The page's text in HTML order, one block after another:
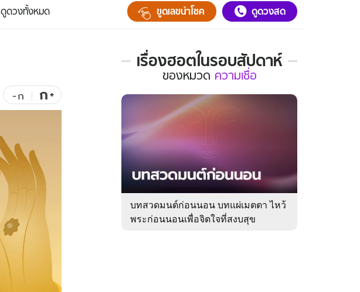
คลิป
พอดแคสต์
ความรู้รอบตัว
ฮาวทู
ดูดวงทั้งหมด ขูดเลขนำโชค ดูดวงสด
-ก ก+
เรื่องฮอตในรอบสัปดาห์
เรื่อง
ใน
รอบ
ของ
หมวด
ความ
ของหมวด ความเชื่อ
บทสวดมนต์ก่อนนอน บทแผ่เมตตา ไหว้
พระก่อนนอนเพื่อจิตใจที่สงบสุข